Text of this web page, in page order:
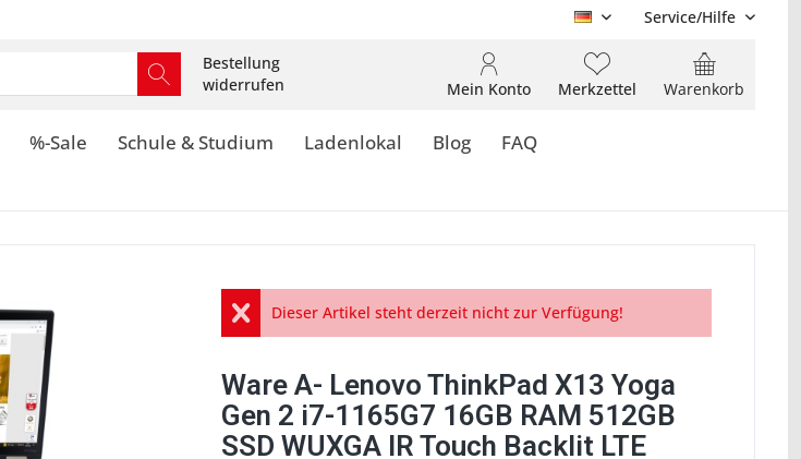
DE Service/Hilfe
Bestellung
widerrufen
Warenkorb
Merkzettel
Mein Konto
%-Sale Schule & Studium Ladenlokal Blog FAQ
Dieser Artikel steht derzeit nicht zur Verfügung!
Ware A- Lenovo ThinkPad X13 Yoga
Gen 2 i7-1165G7 16GB RAM 512GB
SSD WUXGA IR Touch Backlit LTE